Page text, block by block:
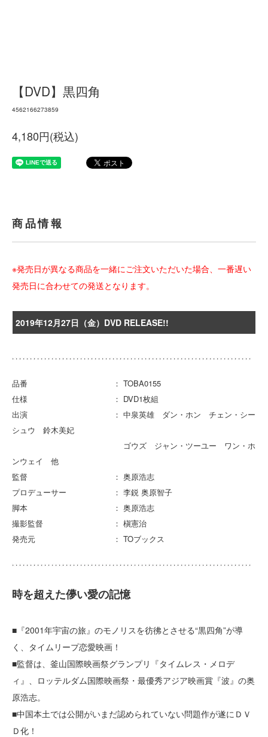
【DVD】黒四角
4562166273859
4,180円(税込)
商品情報
※発売日が異なる商品を一緒にご注文いただいた場合、一番遅い
発売日に合わせての発送となります。
2019年12月27日（金）DVD RELEASE!!
品番 ： TOBA0155
仕様 ： DVD1枚組
出演 ： 中泉英雄 ダン・ホン チェン・シー
シュウ 鈴木美妃
ゴウズ ジャン・ツーユー ワン・ホ
ンウェイ 他
監督 ： 奥原浩志
プロデューサー ： 李鋭 奥原智子
脚本 ： 奥原浩志
撮影監督 ： 槇憲治
発売元 ： TOブックス
時を超えた儚い愛の記憶
■『2001年宇宙の旅』のモノリスを彷彿とさせる“黒四角”が導
く、タイムリープ恋愛映画！
■監督は、釜山国際映画祭グランプリ『タイムレス・メロデ
ィ』、ロッテルダム国際映画祭・最優秀アジア映画賞『波』の奥
原浩志。
■中国本土では公開がいまだ認められていない問題作が遂にＤＶ
Ｄ化！